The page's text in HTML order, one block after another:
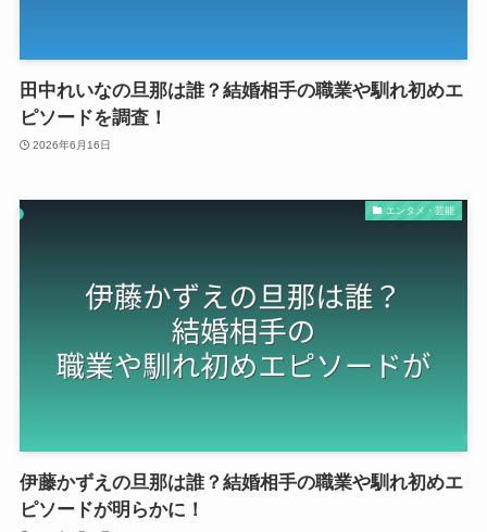
田中れいなの旦那は誰？結婚相手の職業や馴れ初めエ
ピソードを調査！
2026年6月16日
エンタメ・芸能
伊藤かずえの旦那は誰？結婚相手の職業や馴れ初めエ
ピソードが明らかに！